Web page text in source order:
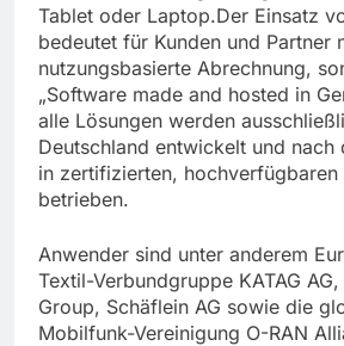
Tablet oder Laptop.Der Einsatz
bedeutet für Kunden und Partner
nutzungsbasierte Abrechnung,
„Software made and hosted in
alle Lösungen werden
Deutschland entwickelt und nach
in zertifizierten, hochverfügbaren
betrieben.
Anwender sind unter anderem
Textil-Verbundgruppe KATAG
Group, Schäflein AG sowie die
Mobilfunk-Vereinigung O-RAN